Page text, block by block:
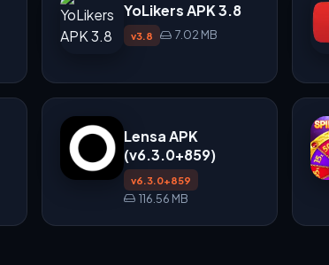
YoLikers APK 3.8
v3.8 7.02 MB
Lensa APK
(v6.3.0+859)
v6.3.0+859
116.56 MB